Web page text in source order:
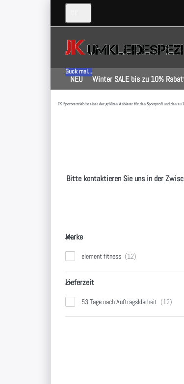
NEU
Guck mal...
Winter SALE bis zu 10%
JK Sportvertrieb ist einer der größten Anbieter für den Sportprofi und den zu
Bitte kontaktieren Sie uns in der
Marke
Marke
element fitness
Lieferzeit
Lieferzeit
53 Tage nach Auftragsklarheit